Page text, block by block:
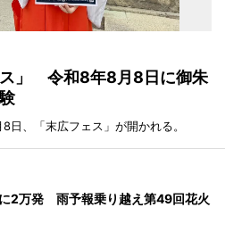
」 令和8年8月8日に御朱
、「末広フェス」が開かれる。
2万発 雨予報乗り越え第49回花火